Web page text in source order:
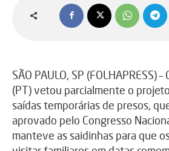
SÃO PAULO, SP (FOLHAPRESS)
(PT) vetou parcialmente o
saídas temporárias de presos,
aprovado pelo Congresso
manteve as saidinhas para que